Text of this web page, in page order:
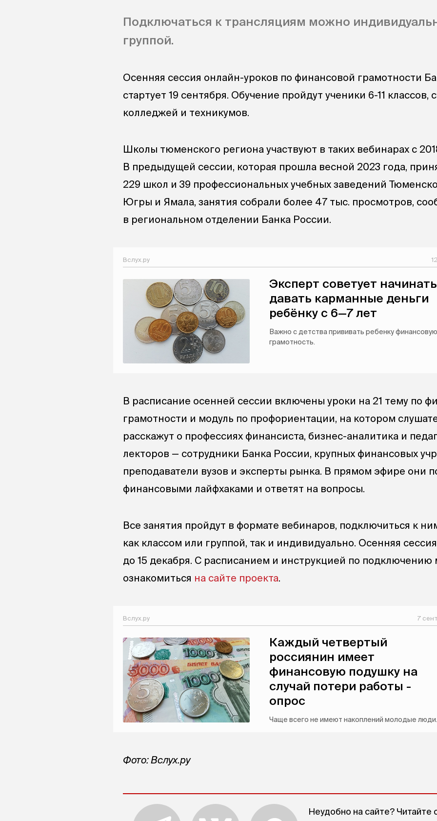
Подключаться к трансляциям можно
группой.
Осенняя сессия онлайн-уроков по финансовой грамотности
стартует 19 сентября. Обучение пройдут ученики 6-11 классов,
колледжей и техникумов.
Школы тюменского региона участвуют в таких вебинарах с
В предыдущей сессии, которая прошла весной 2023 года,
229 школ и 39 профессиональных учебных заведений
Югры и Ямала, занятия собрали более 47 тыс. просмотров,
в региональном отделении Банка России.
Вслух.ру
Эксперт советует начинать
давать карманные деньги
ребёнку с 6—7 лет
Важно с детства прививать ребенку финансовую
грамотность.
В расписание осенней сессии включены уроки на 21 тему по
грамотности и модуль по профориентации, на котором
расскажут о профессиях финансиста, бизнес-аналитика и
лекторов — сотрудники Банка России, крупных финансовых
преподаватели вузов и эксперты рынка. В прямом эфире они
финансовыми лайфхаками и ответят на вопросы.
Все занятия пройдут в формате вебинаров, подключиться к
как классом или группой, так и индивидуально. Осенняя
до 15 декабря. С расписанием и инструкцией по
ознакомиться на сайте проекта.
Вслух.ру 7
Каждый четвертый
россиянин имеет
финансовую подушку на
случай потери работы -
опрос
Чаще всего не имеют накоплений молодые люди.
Фото: Вслух.ру
Неудобно на сайте? Читайте